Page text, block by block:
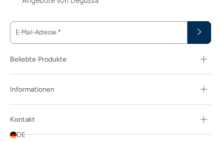
3.66
30
E-Mail-Adresse *
Beliebte Produkte
Informationen
Kontakt
DE